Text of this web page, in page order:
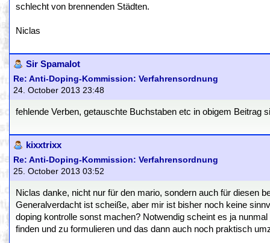
schlecht von brennenden Städten.
Niclas
Sir Spamalot
Re: Anti-Doping-Kommission: Verfahrensordnung
24. October 2013 23:48
fehlende Verben, getauschte Buchstaben etc in obigem Beitrag
kixxtrixx
Re: Anti-Doping-Kommission: Verfahrensordnung
25. October 2013 03:52
Niclas danke, nicht nur für den mario, sondern auch für diesen
Generalverdacht ist scheiße, aber mir ist bisher noch keine
doping kontrolle sonst machen? Notwendig scheint es ja
finden und zu formulieren und das dann auch noch praktisch